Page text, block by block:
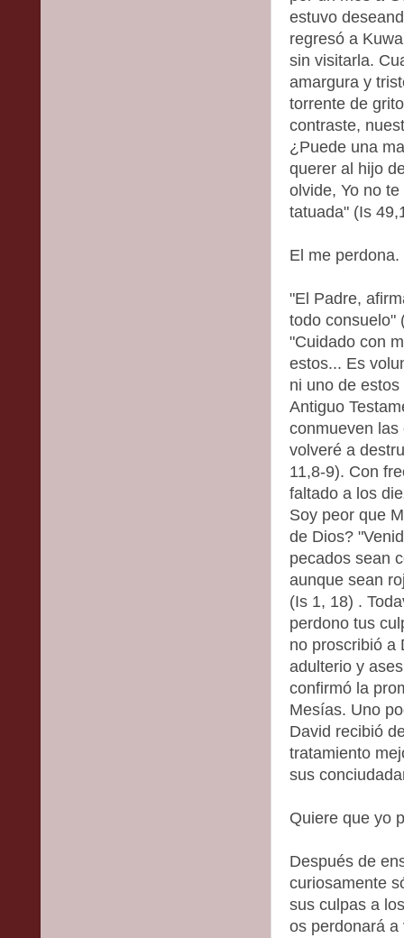
estuvo
regresó a
sin visitarla.
amargura y
torrente de
contraste,
¿Puede una
querer al hijo
olvide, Yo no
tatuada" (Is
El me perdona.
"El Padre,
todo consuelo"
"Cuidado con
estos... Es
ni uno de
Antiguo
conmueven
volveré a
11,8-9). Con
faltado a los
Soy peor que
de Dios?
pecados sean
aunque sean
(Is 1, 18) .
perdono tus
no proscribió a
adulterio y
confirmó la
Mesías. Uno
David recibió
tratamiento
sus
Quiere que yo
Después de
curiosamente
sus culpas a
os perdonará